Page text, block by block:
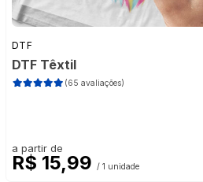
DTF
DTF Têxtil
(65 avaliações)
a partir de
R$ 15,99 / 1 unidade